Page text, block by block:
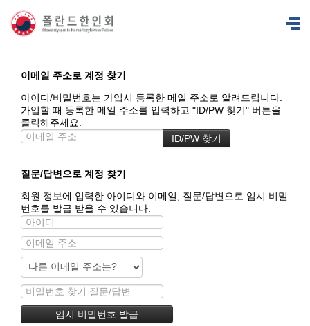
이메일 주소로 계정 찾기
아이디/비밀번호는 가입시 등록한 메일 주소로 알려드립니다.
가입할 때 등록한 메일 주소를 입력하고 "ID/PW 찾기" 버튼을
클릭해주세요.
질문/답변으로 계정 찾기
회원 정보에 입력한 아이디와 이메일, 질문/답변으로 임시 비밀
번호를 발급 받을 수 있습니다.